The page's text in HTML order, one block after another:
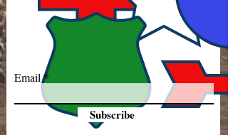
Email
Subscribe